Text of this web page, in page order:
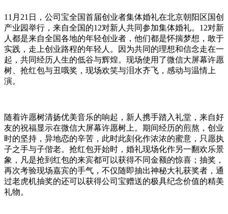
11月21日，公司宝全国首届创业者集体婚礼在北京朝阳区国创
产业园举行，来自全国的12对新人共同参加集体婚礼。12对新
人都是来自全国各地的年轻创业者，他们都是怀揣梦想，敢于
实践，走上创业路程的年轻人。因为共同的理想和信念走在一
起，共同经历人生的低谷与辉煌。现场使用了微信大屏幕许愿
树、抢红包与丑哦奖，现场欢笑与泪水齐飞，感动与温情上
演。
随着许愿树清扬优美音乐的响起，新人携手踏入礼堂，来自好
友的祝福显示在微信大屏幕许愿树上。期间经历的煎熬，创业
时的坚持，异地恋的辛苦，此时此刻化作浓浓的蜜意，只愿执
子之手与子偕老。抢红包开始时，婚礼现场化作另一翻欢乐景
象，凡是抢到红包的来宾都可以获得不同金额的惊喜；抽奖，
再次考验现场嘉宾的手气，不仅随即抽出神秘大礼获奖者，通
过老虎机抽奖的还可以获得公司宝赠送的极具纪念价值的精美
礼物。